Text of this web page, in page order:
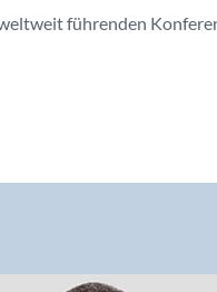
führenden